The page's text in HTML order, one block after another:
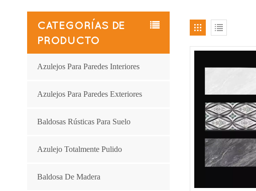
CATEGORÍAS DE
PRODUCTO
Azulejos Para Paredes Interiores
Azulejos Para Paredes Exteriores
Baldosas Rústicas Para Suelo
Azulejo Totalmente Pulido
Baldosa De Madera